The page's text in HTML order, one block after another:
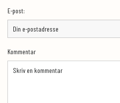
E-post:
Kommentar